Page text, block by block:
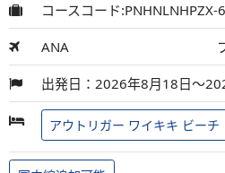
コースコード:PNHNLNHPZX-
ANA
出発日：2026年8月18日～
アウトリガー ワイキキ ビーチ